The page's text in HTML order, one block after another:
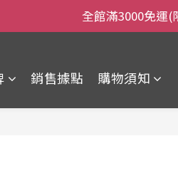
全館滿3000免運(
全館滿3000免運(
全館滿3000免運(
銷售據點 購物須知